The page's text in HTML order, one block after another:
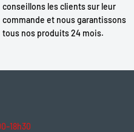
conseillons les clients sur leur
commande et nous garantissons
tous nos produits 24 mois.